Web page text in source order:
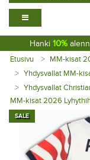
Hanki 10%
Etusivu
MM-kisat
Yhdysvallat MM-
Yhdysvallat
MM-kisat 2026
SALE